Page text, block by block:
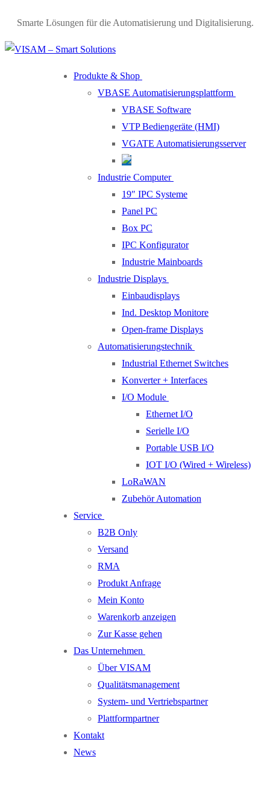
content
Smarte Lösungen für die Automatisierung und Digitalisierung.
Produkte & Shop
VBASE Automatisierungsplattform
VBASE Software
VTP Bediengeräte (HMI)
VGATE Automatisierungsserver
Industrie Computer
19″ IPC Systeme
Panel PC
Box PC
IPC Konfigurator
Industrie Mainboards
Industrie Displays
Einbaudisplays
Ind. Desktop Monitore
Open-frame Displays
Automatisierungstechnik
Industrial Ethernet Switches
Konverter + Interfaces
I/O Module
Ethernet I/O
Serielle I/O
Portable USB I/O
IOT I/O (Wired + Wireless)
LoRaWAN
Zubehör Automation
Service
B2B Only
Versand
RMA
Produkt Anfrage
Mein Konto
Warenkorb anzeigen
Zur Kasse gehen
Das Unternehmen
Über VISAM
Qualitätsmanagement
System- und Vertriebspartner
Plattformpartner
Kontakt
News